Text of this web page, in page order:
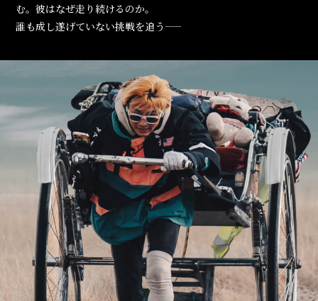
む。彼はなぜ走り続けるのか。
誰も成し遂げていない挑戦を追う――